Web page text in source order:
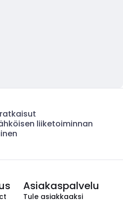
liiketoiminnan
Asiakaspalvelu
Tule asiakkaaksi